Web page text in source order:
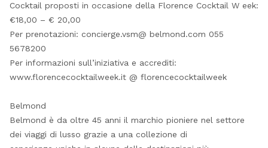
Cocktail proposti in occasione della Florence Cocktail W eek:
€18,00 – € 20,00
Per prenotazioni: concierge.vsm@ belmond.com 055
5678200
Per informazioni sull’iniziativa e accrediti:
www.florencecocktailweek.it @ florencecocktailweek
Belmond
Belmond è da oltre 45 anni il marchio pioniere nel settore
dei viaggi di lusso grazie a una collezione di